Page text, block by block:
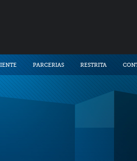
PARCERIAS RESTRITA